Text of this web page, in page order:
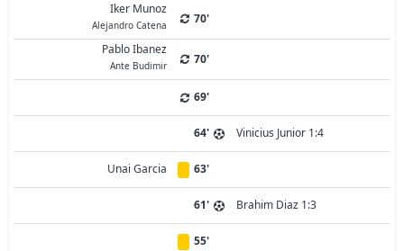
Iker Munoz
Alejandro Catena
70'
Pablo Ibanez
Ante Budimir 70'
69'
64' Vinicius Junior 1:4
Unai Garcia 63'
61' Brahim Diaz 1:3
55'